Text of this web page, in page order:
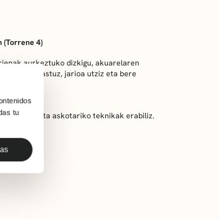
tu
4)
aurkeztuko dizkigu, akuarelaren
jolastuz, jarioa utziz eta bere
margoketa askotariko teknikak erabiliz.